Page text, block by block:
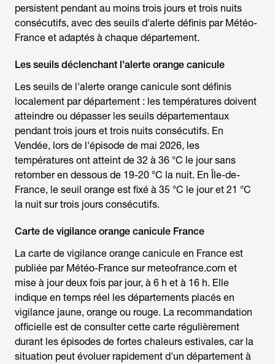
persistent pendant au moins trois jours et trois nuits
consécutifs, avec des seuils d'alerte définis par Météo-
France et adaptés à chaque département.
Les seuils déclenchant l'alerte orange canicule
Les seuils de l'alerte orange canicule sont définis
localement par département : les températures doivent
atteindre ou dépasser les seuils départementaux
pendant trois jours et trois nuits consécutifs. En
Vendée, lors de l'épisode de mai 2026, les
températures ont atteint de 32 à 36 °C le jour sans
retomber en dessous de 19-20 °C la nuit. En Île-de-
France, le seuil orange est fixé à 35 °C le jour et 21 °C
la nuit sur trois jours consécutifs.
Carte de vigilance orange canicule France
La carte de vigilance orange canicule en France est
publiée par Météo-France sur meteofrance.com et
mise à jour deux fois par jour, à 6 h et à 16 h. Elle
indique en temps réel les départements placés en
vigilance jaune, orange ou rouge. La recommandation
officielle est de consulter cette carte régulièrement
durant les épisodes de fortes chaleurs estivales, car la
situation peut évoluer rapidement d'un département à